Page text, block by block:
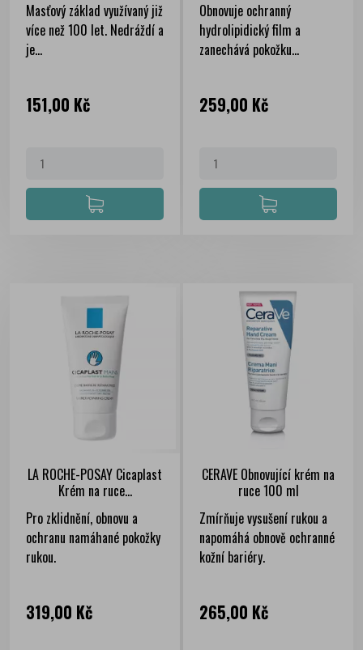
Masťový základ využívaný již
více než 100 let. Nedráždí a
je...
Cena
151,00 Kč
Obnovuje ochranný
hydrolipidický film a
zanechává pokožku...
Cena
259,00 Kč
LA ROCHE-POSAY Cicaplast
Krém na ruce...
Pro zklidnění, obnovu a
ochranu namáhané pokožky
rukou.
Cena
319,00 Kč
CERAVE Obnovující krém na
ruce 100 ml
Zmírňuje vysušení rukou a
napomáhá obnově ochranné
kožní bariéry.
Cena
265,00 Kč